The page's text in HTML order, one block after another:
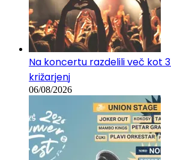
Na koncertu razdelili več kot
križarjenj
06/08/2026